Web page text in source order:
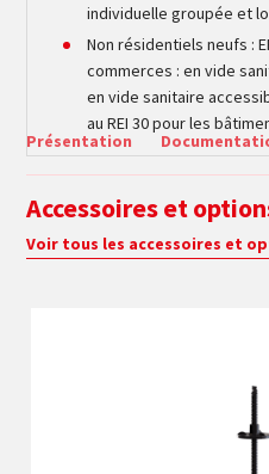
Présentation
individuelle groupée et
Non résidentiels neufs :
commerces : en vide
en vide sanitaire
au REI 30 pour les
Accessoires et
Voir tous les accessoires et